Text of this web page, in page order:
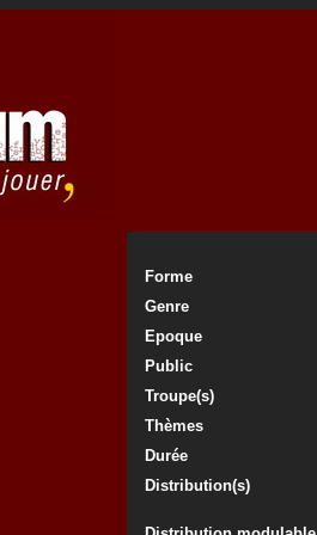
Forme
Genre
Epoque
Public
Troupe(s)
Thèmes
Durée
Distribution(s)